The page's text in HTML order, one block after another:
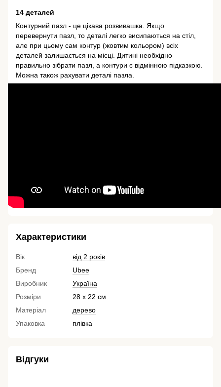
14 деталей
Контурний пазл - це цікава розвивашка. Якщо
перевернути пазл, то деталі легко висипаються на стіл,
але при цьому сам контур (жовтим кольором) всіх
деталей залишається на місці. Дитині необхідно
правильно зібрати пазл, а контури є відмінною підказкою.
Можна також рахувати деталі пазла.
Характеристики
Вік
від 2 років
Бренд
Ubee
Виробник
Україна
Розміри
28 х 22 см
Матеріал
дерево
Упаковка
плівка
Відгуки